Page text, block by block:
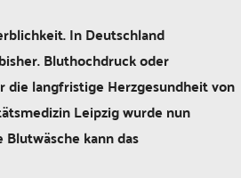
In Deutschland
Bluthochdruck oder
die langfristige Herzgesundheit von
Leipzig wurde nun
kann das